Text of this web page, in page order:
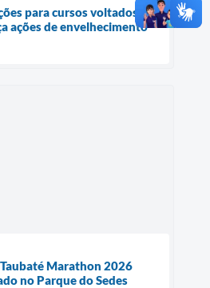
para cursos voltados ao
ações de envelhecimento
Marathon 2026
no Parque do Sedes